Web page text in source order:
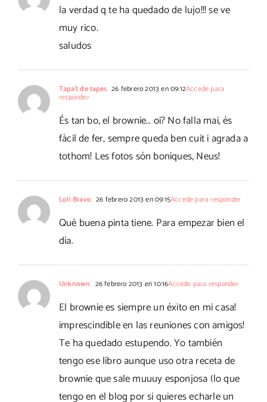
la verdad q te ha quedado de lujo!!! se ve
muy rico.
saludos
Tapa't de tapes 26 febrero 2013 en 09:12Accede para
responder
És tan bo, el brownie… oi? No falla mai, és
fàcil de fer, sempre queda ben cuit i agrada a
tothom! Les fotos són boniques, Neus!
Loli Bravo 26 febrero 2013 en 09:15Accede para responder
Qué buena pinta tiene. Para empezar bien el
día.
Unknown 26 febrero 2013 en 10:16Accede para responder
El brownie es siempre un éxito en mi casa!
imprescindible en las reuniones con amigos!
Te ha quedado estupendo. Yo también
tengo ese libro aunque uso otra receta de
brownie que sale muuuy esponjosa (lo que
tengo en el blog por si quieres echarle un